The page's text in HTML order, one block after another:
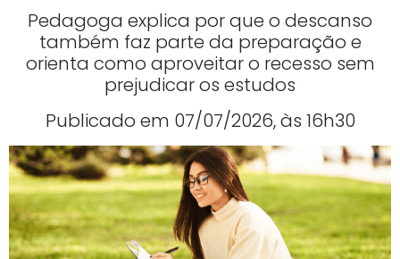
Pedagoga explica por que o descanso
também faz parte da preparação e
orienta como aproveitar o recesso sem
prejudicar os estudos
Publicado em 07/07/2026, às 16h30